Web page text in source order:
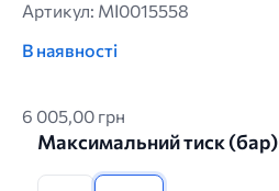
Артикул: MI0015558
В наявності
6 005,00 грн
Максимальний тиск (бар)